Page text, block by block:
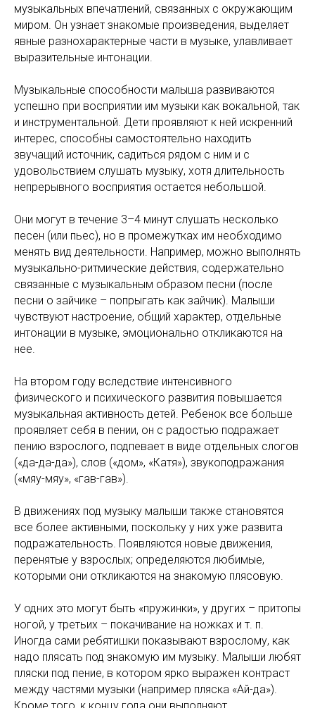
музыкальных впечатлений, связанных с окружающим
миром. Он узнает знакомые произведения, выделяет
явные разнохарактерные части в музыке, улавливает
выразительные интонации.
Музыкальные способности малыша развиваются
успешно при восприятии им музыки как вокальной, так
и инструментальной. Дети проявляют к ней искренний
интерес, способны самостоятельно находить
звучащий источник, садиться рядом с ним и с
удовольствием слушать музыку, хотя длительность
непрерывного восприятия остается небольшой.
Они могут в течение 3–4 минут слушать несколько
песен (или пьес), но в промежутках им необходимо
менять вид деятельности. Например, можно выполнять
музыкально-ритмические действия, содержательно
связанные с музыкальным образом песни (после
песни о зайчике – попрыгать как зайчик). Малыши
чувствуют настроение, общий характер, отдельные
интонации в музыке, эмоционально откликаются на
нее.
На втором году вследствие интенсивного
физического и психического развития повышается
музыкальная активность детей. Ребенок все больше
проявляет себя в пении, он с радостью подражает
пению взрослого, подпевает в виде отдельных слогов
(«да-да-да»), слов («дом», «Катя»), звукоподражания
(«мяу-мяу», «гав-гав»).
В движениях под музыку малыши также становятся
все более активными, поскольку у них уже развита
подражательность. Появляются новые движения,
перенятые у взрослых; определяются любимые,
которыми они откликаются на знакомую плясовую.
У одних это могут быть «пружинки», у других – притопы
ногой, у третьих – покачивание на ножках и т. п.
Иногда сами ребятишки показывают взрослому, как
надо плясать под знакомую им музыку. Малыши любят
пляски под пение, в котором ярко выражен контраст
между частями музыки (например пляска «Ай-да»).